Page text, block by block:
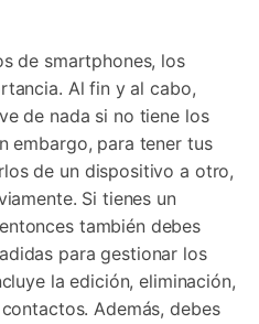
de smartphones, los
Al fin y al cabo,
de nada si no tiene los
embargo, para tener tus
de un dispositivo a otro,
Si tienes un
también debes
para gestionar los
la edición, eliminación,
Además, debes